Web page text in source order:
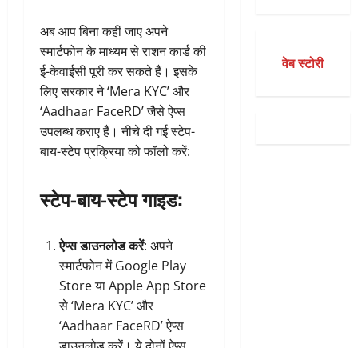
अब आप बिना कहीं जाए अपने
स्मार्टफोन के माध्यम से राशन कार्ड की
ई-केवाईसी पूरी कर सकते हैं। इसके
लिए सरकार ने ‘Mera KYC’ और
‘Aadhaar FaceRD’ जैसे ऐप्स
उपलब्ध कराए हैं। नीचे दी गई स्टेप-
बाय-स्टेप प्रक्रिया को फॉलो करें:
स्टेप-बाय-स्टेप गाइड:
ऐप्स डाउनलोड करें: अपने
स्मार्टफोन में Google Play
Store या Apple App Store
से ‘Mera KYC’ और
‘Aadhaar FaceRD’ ऐप्स
वेब स्टोरी